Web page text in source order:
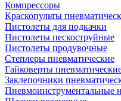
Компрессоры
Краскопульты
Пистолеты для подкачки
Пистолеты пескоструйные
Пистолеты продувочные
Степлеры пневматические
Гайковерты
Заклепочники
Пневмоинструментальные